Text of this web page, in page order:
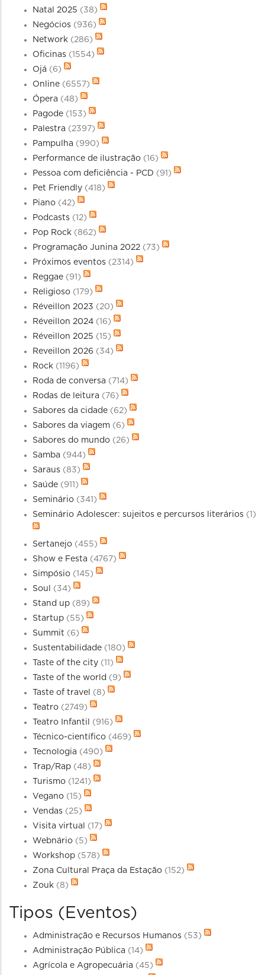
Natal 2025 (38)
Negócios (936)
Network (286)
Oficinas (1554)
Ojá (6)
Online (6557)
Ópera (48)
Pagode (153)
Palestra (2397)
Pampulha (990)
Performance de ilustração (16)
Pessoa com deficiência - PCD (91)
Pet Friendly (418)
Piano (42)
Podcasts (12)
Pop Rock (862)
Programação Junina 2022 (73)
Próximos eventos (2314)
Reggae (91)
Religioso (179)
Réveillon 2023 (20)
Réveillon 2024 (16)
Réveillon 2025 (15)
Reveillon 2026 (34)
Rock (1196)
Roda de conversa (714)
Rodas de leitura (76)
Sabores da cidade (62)
Sabores da viagem (6)
Sabores do mundo (26)
Samba (944)
Saraus (83)
Saúde (911)
Seminário (341)
Seminário Adolescer: sujeitos e percursos literários (1)
Sertanejo (455)
Show e Festa (4767)
Simpósio (145)
Soul
(34)
Stand up (89)
Startup (55)
Summit (6)
Sustentabilidade (180)
Taste of the city (11)
Taste of the world (9)
Taste of travel
(8)
Teatro (2749)
Teatro Infantil
(916)
Técnico-científico (469)
Tecnologia (490)
Trap/Rap (48)
Turismo (1241)
Vegano (15)
Vendas (25)
Visita virtual
(17)
Webnário (5)
Workshop (578)
Zona Cultural Praça da Estação (152)
Zouk (8)
Tipos (Eventos)
Administração e Recursos Humanos (53)
Administração Pública (14)
Agrícola e Agropecuária (45)